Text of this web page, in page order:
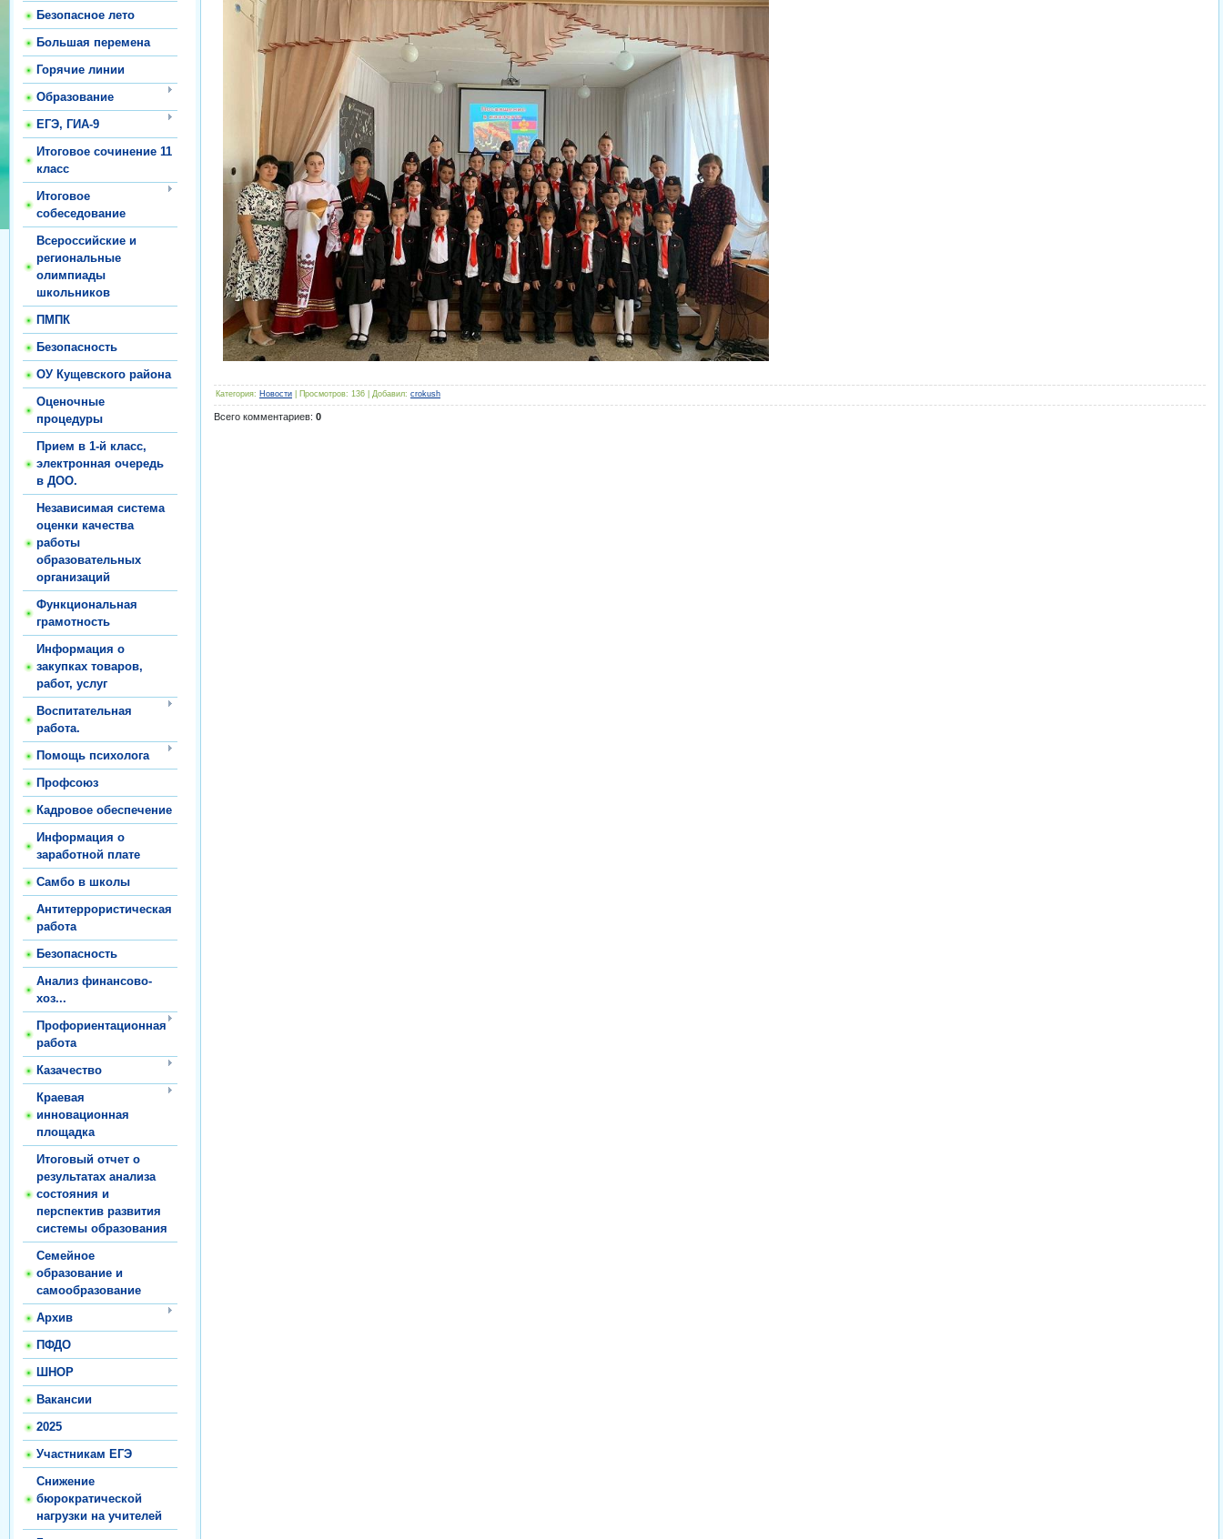
Безопасное лето
Большая перемена
Горячие линии
Образование
ЕГЭ, ГИА-9
Итоговое сочинение 11
класс
Итоговое
собеседование
Всероссийские и
региональные
олимпиады
школьников
ПМПК
Безопасность
ОУ Кущевского района
Оценочные
процедуры
Прием в 1-й класс,
электронная очередь
в ДОО.
Независимая система
оценки качества
работы
образовательных
организаций
Функциональная
грамотность
Информация о
закупках товаров,
работ, услуг
Воспитательная
работа.
Помощь психолога
Профсоюз
Кадровое обеспечение
Информация о
заработной плате
Самбо в школы
Антитеррористическая
работа
Безопасность
Анализ финансово-
хоз...
Профориентационная
работа
Казачество
Краевая
инновационная
площадка
Итоговый отчет о
результатах анализа
состояния и
перспектив развития
системы образования
Семейное
образование и
самообразование
Архив
ПФДО
ШНОР
Вакансии
2025
Участникам ЕГЭ
Снижение
бюрократической
нагрузки на учителей
Категория: Новости Просмотров: 136 Добавил: crokush
Всего комментариев: 0